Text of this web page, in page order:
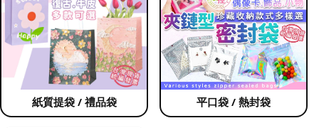
紙質提袋 / 禮品袋 平口袋 / 熱封袋